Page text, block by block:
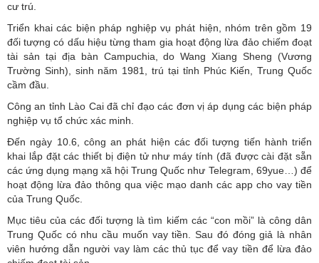
cư trú.
Triển khai các biện pháp nghiệp vụ phát hiện, nhóm trên gồm 19
đối tượng có dấu hiệu từng tham gia hoạt động lừa đảo chiếm đoạt
tài sản tại địa bàn Campuchia, do Wang Xiang Sheng (Vương
Trường Sinh), sinh năm 1981, trú tại tỉnh Phúc Kiến, Trung Quốc
cầm đầu.
Công an tỉnh Lào Cai đã chỉ đạo các đơn vị áp dụng các biện pháp
nghiệp vụ tổ chức xác minh.
Đến ngày 10.6, công an phát hiện các đối tượng tiến hành triển
khai lắp đặt các thiết bị điện tử như máy tính (đã được cài đặt sẵn
các ứng dụng mạng xã hội Trung Quốc như Telegram, 69yue…) để
hoạt động lừa đảo thông qua việc mạo danh các app cho vay tiền
của Trung Quốc.
Mục tiêu của các đối tượng là tìm kiếm các “con mồi” là công dân
Trung Quốc có nhu cầu muốn vay tiền. Sau đó đóng giả là nhân
viên hướng dẫn người vay làm các thủ tục để vay tiền để lừa đảo